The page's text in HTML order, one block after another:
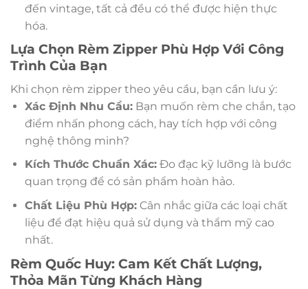
đến vintage, tất cả đều có thể được hiện thực
hóa.
Lựa Chọn Rèm Zipper Phù Hợp Với Công
Trình Của Bạn
Khi chọn rèm zipper theo yêu cầu, bạn cần lưu ý:
Xác Định Nhu Cầu:Bạn muốn rèm che chắn, tạo
điểm nhấn phong cách, hay tích hợp với công
nghệ thông minh?
Kích Thước Chuẩn Xác:Đo đạc kỹ lưỡng là bước
quan trọng để có sản phẩm hoàn hảo.
Chất Liệu Phù Hợp:Cân nhắc giữa các loại chất
liệu để đạt hiệu quả sử dụng và thẩm mỹ cao
nhất.
Rèm Quốc Huy: Cam Kết Chất Lượng,
Thỏa Mãn Từng Khách Hàng